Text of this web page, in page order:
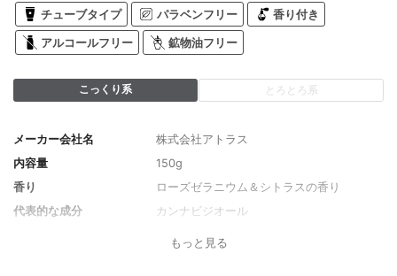
チューブタイプ パラベンフリー 香り付き
アルコールフリー 鉱物油フリー
こっくり系 とろとろ系
メーカー会社名
株式会社アトラス
内容量
150g
香り
ローズゼラニウム＆シトラスの香り
代表的な成分
カンナビジオール
もっと見る